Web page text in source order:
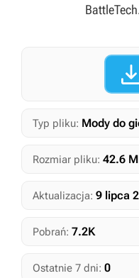
Typ pliku: Mody do
Rozmiar pliku: 42.6
Aktualizacja: 9 lipca
Pobrań: 7.2K
Ostatnie 7 dni: 0